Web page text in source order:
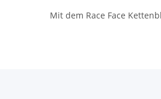
Mit dem Race Face